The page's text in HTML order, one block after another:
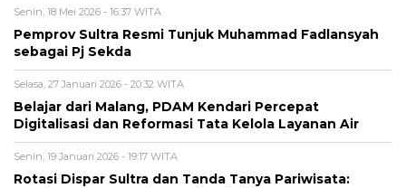
Senin, 18 Mei 2026 - 16:37 WITA
Pemprov Sultra Resmi Tunjuk Muhammad Fadlansyah
sebagai Pj Sekda
Selasa, 27 Januari 2026 - 20:32 WITA
Belajar dari Malang, PDAM Kendari Percepat
Digitalisasi dan Reformasi Tata Kelola Layanan Air
Senin, 19 Januari 2026 - 19:17 WITA
Rotasi Dispar Sultra dan Tanda Tanya Pariwisata: